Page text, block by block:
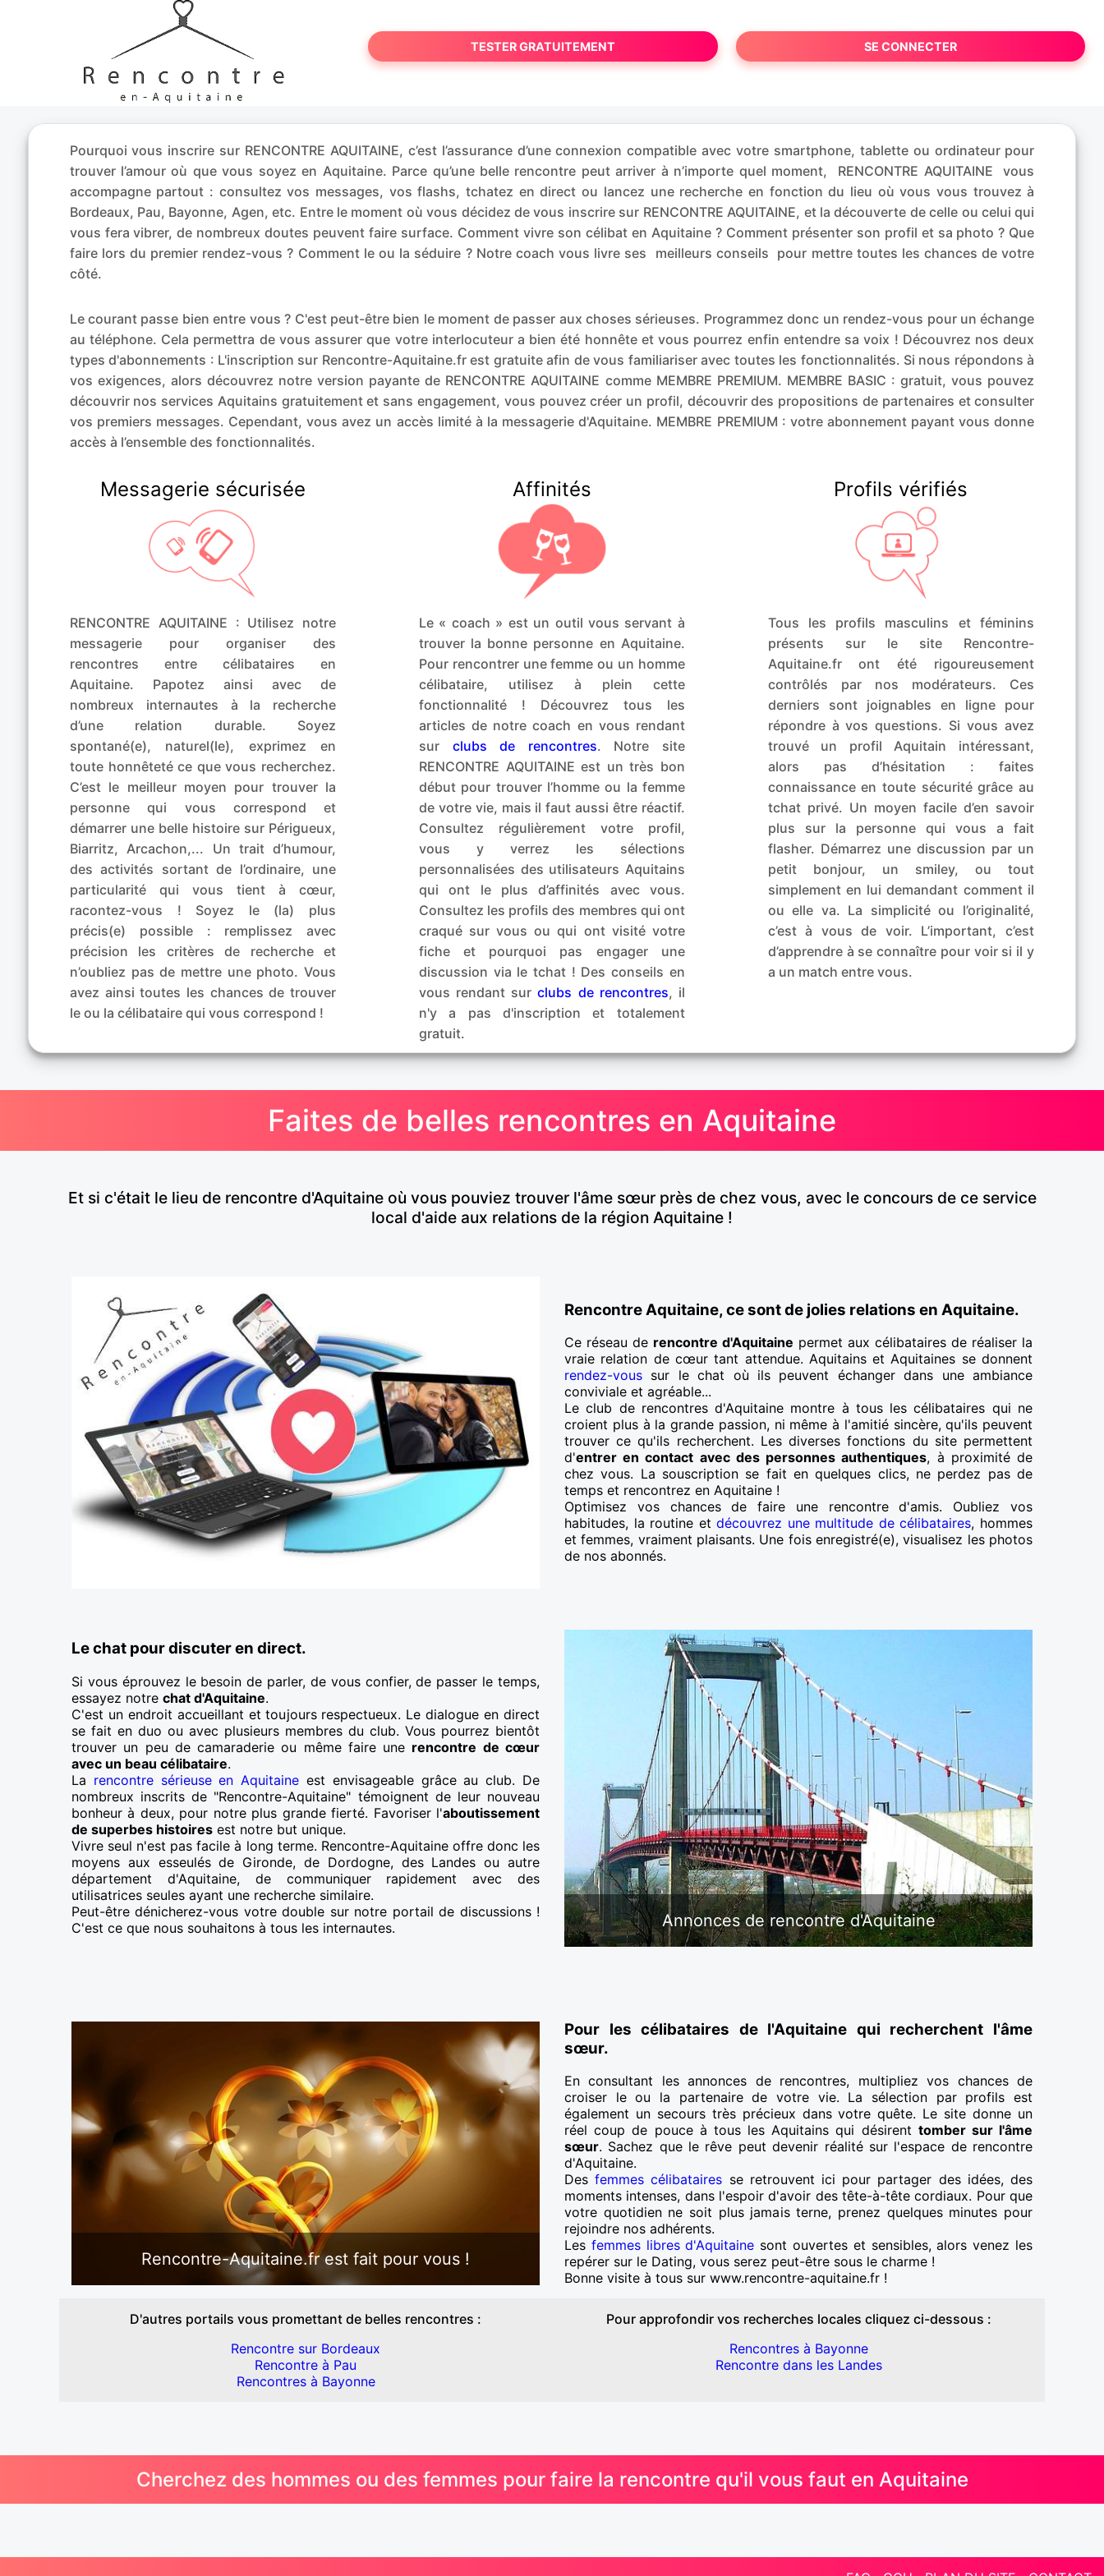
TESTER GRATUITEMENT SE CONNECTER
Pourquoi vous inscrire sur RENCONTRE AQUITAINE, c’est l’assurance d’une connexion compatible avec votre smartphone, tablette ou ordinateur pour
trouver l’amour où que vous soyez en Aquitaine. Parce qu’une belle rencontre peut arriver à n’importe quel moment, RENCONTRE AQUITAINE vous
accompagne partout : consultez vos messages, vos flashs, tchatez en direct ou lancez une recherche en fonction du lieu où vous vous trouvez à
Bordeaux, Pau, Bayonne, Agen, etc. Entre le moment où vous décidez de vous inscrire sur RENCONTRE AQUITAINE, et la découverte de celle ou celui qui
vous fera vibrer, de nombreux doutes peuvent faire surface. Comment vivre son célibat en Aquitaine ? Comment présenter son profil et sa photo ? Que
faire lors du premier rendez-vous ? Comment le ou la séduire ? Notre coach vous livre ses meilleurs conseils pour mettre toutes les chances de votre
côté.
Le courant passe bien entre vous ? C'est peut-être bien le moment de passer aux choses sérieuses. Programmez donc un rendez-vous pour un échange
au téléphone. Cela permettra de vous assurer que votre interlocuteur a bien été honnête et vous pourrez enfin entendre sa voix ! Découvrez nos deux
types d'abonnements : L'inscription sur Rencontre-Aquitaine.fr est gratuite afin de vous familiariser avec toutes les fonctionnalités. Si nous répondons à
vos exigences, alors découvrez notre version payante de RENCONTRE AQUITAINE comme MEMBRE PREMIUM. MEMBRE BASIC : gratuit, vous pouvez
découvrir nos services Aquitains gratuitement et sans engagement, vous pouvez créer un profil, découvrir des propositions de partenaires et consulter
vos premiers messages. Cependant, vous avez un accès limité à la messagerie d'Aquitaine. MEMBRE PREMIUM : votre abonnement payant vous donne
accès à l’ensemble des fonctionnalités.
Messagerie sécurisée
RENCONTRE AQUITAINE : Utilisez notre
messagerie pour organiser des
rencontres entre célibataires en
Aquitaine. Papotez ainsi avec de
nombreux internautes à la recherche
d’une relation durable. Soyez
spontané(e), naturel(le), exprimez en
toute honnêteté ce que vous recherchez.
C’est le meilleur moyen pour trouver la
personne qui vous correspond et
démarrer une belle histoire sur Périgueux,
Biarritz, Arcachon,... Un trait d’humour,
des activités sortant de l’ordinaire, une
particularité qui vous tient à cœur,
racontez-vous ! Soyez le (la) plus
précis(e) possible : remplissez avec
précision les critères de recherche et
n’oubliez pas de mettre une photo. Vous
avez ainsi toutes les chances de trouver
le ou la célibataire qui vous correspond !
Affinités
Le « coach » est un outil vous servant à
trouver la bonne personne en Aquitaine.
Pour rencontrer une femme ou un homme
célibataire, utilisez à plein cette
fonctionnalité ! Découvrez tous les
articles de notre coach en vous rendant
sur clubs de rencontres. Notre site
RENCONTRE AQUITAINE est un très bon
début pour trouver l’homme ou la femme
de votre vie, mais il faut aussi être réactif.
Consultez régulièrement votre profil,
vous y verrez les sélections
personnalisées des utilisateurs Aquitains
qui ont le plus d’affinités avec vous.
Consultez les profils des membres qui ont
craqué sur vous ou qui ont visité votre
fiche et pourquoi pas engager une
discussion via le tchat ! Des conseils en
vous rendant surclubs de rencontres, il
n'y a pas d'inscription et totalement
gratuit.
Profils vérifiés
Tous les profils masculins et féminins
présents sur le site Rencontre-
Aquitaine.fr ont été rigoureusement
contrôlés par nos modérateurs. Ces
derniers sont joignables en ligne pour
répondre à vos questions. Si vous avez
trouvé un profil Aquitain intéressant,
alors pas d’hésitation : faites
connaissance en toute sécurité grâce au
tchat privé. Un moyen facile d’en savoir
plus sur la personne qui vous a fait
flasher. Démarrez une discussion par un
petit bonjour, un smiley, ou tout
simplement en lui demandant comment il
ou elle va. La simplicité ou l’originalité,
c’est à vous de voir. L’important, c’est
d’apprendre à se connaître pour voir si il y
a un match entre vous.
Faites de belles rencontres en Aquitaine
Et si c'était le lieu de rencontre d'Aquitaine où vous pouviez trouver l'âme sœur près de chez vous, avec le concours de ce service
local d'aide aux relations de la région Aquitaine !
Rencontre Aquitaine, ce sont de jolies relations en Aquitaine.
Ce réseau de rencontre d'Aquitaine permet aux célibataires de réaliser la
vraie relation de cœur tant attendue. Aquitains et Aquitaines se donnent
rendez-vous sur le chat où ils peuvent échanger dans une ambiance
conviviale et agréable...
Le club de rencontres d'Aquitaine montre à tous les célibataires qui ne
croient plus à la grande passion, ni même à l'amitié sincère, qu'ils peuvent
trouver ce qu'ils recherchent. Les diverses fonctions du site permettent
d'entrer en contact avec des personnes authentiques, à proximité de
chez vous. La souscription se fait en quelques clics, ne perdez pas de
temps et rencontrez en Aquitaine !
Optimisez vos chances de faire une rencontre d'amis. Oubliez vos
habitudes, la routine etdécouvrez une multitude de célibataires, hommes
et femmes, vraiment plaisants. Une fois enregistré(e), visualisez les photos
de nos abonnés.
Annonces de rencontre d'Aquitaine
Le chat pour discuter en direct.
Si vous éprouvez le besoin de parler, de vous confier, de passer le temps,
essayez notre chat d'Aquitaine.
C'est un endroit accueillant et toujours respectueux. Le dialogue en direct
se fait en duo ou avec plusieurs membres du club. Vous pourrez bientôt
trouver un peu de camaraderie ou même faire une rencontre de cœur
avec un beau célibataire.
La rencontre sérieuse en Aquitaine est envisageable grâce au club. De
nombreux inscrits de "Rencontre-Aquitaine" témoignent de leur nouveau
bonheur à deux, pour notre plus grande fierté. Favoriser l'aboutissement
de superbes histoires est notre but unique.
Vivre seul n'est pas facile à long terme. Rencontre-Aquitaine offre donc les
moyens aux esseulés de Gironde, de Dordogne, des Landes ou autre
département d'Aquitaine, de communiquer rapidement avec des
utilisatrices seules ayant une recherche similaire.
Peut-être dénicherez-vous votre double sur notre portail de discussions !
C'est ce que nous souhaitons à tous les internautes.
Rencontre-Aquitaine.fr est fait pour vous !
Pour les célibataires de l'Aquitaine qui recherchent l'âme
sœur.
En consultant les annonces de rencontres, multipliez vos chances de
croiser le ou la partenaire de votre vie. La sélection par profils est
également un secours très précieux dans votre quête. Le site donne un
réel coup de pouce à tous les Aquitains qui désirent tomber sur l'âme
sœur. Sachez que le rêve peut devenir réalité sur l'espace de rencontre
d'Aquitaine.
Desfemmes célibataires se retrouvent ici pour partager des idées, des
moments intenses, dans l'espoir d'avoir des tête-à-tête cordiaux. Pour que
votre quotidien ne soit plus jamais terne, prenez quelques minutes pour
rejoindre nos adhérents.
Les femmes libres d'Aquitaine sont ouvertes et sensibles, alors venez les
repérer sur le Dating, vous serez peut-être sous le charme !
Bonne visite à tous sur www.rencontre-aquitaine.fr !
D'autres portails vous promettant de belles rencontres :
Rencontre sur Bordeaux
Rencontre à Pau
Rencontres à Bayonne
Pour approfondir vos recherches locales cliquez ci-dessous :
Rencontres à Bayonne
Rencontre dans les Landes
Cherchez des hommes ou des femmes pour faire la rencontre qu'il vous faut en Aquitaine